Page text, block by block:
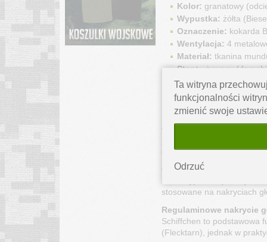
Kolor: granatowy
Wypustka: żółta
Oznaczenie: kokarda
Wentylacja: 4
Materiał: tkanina
Stan:używany
Pochodzenie:
Co wyróżnia
Nie jest to produkt cywilny
charakter użytkowy.
Oznaczenia Luftwaffe -
Żółta wypustka (Biese)
stosowane na nakryciach
Regulaminowe nakrycie
Schiffchen to podstawowa
(Flecktarn), jednak w
Ta witryna
funkcjonalności
zmienić swoje
Odrzuć